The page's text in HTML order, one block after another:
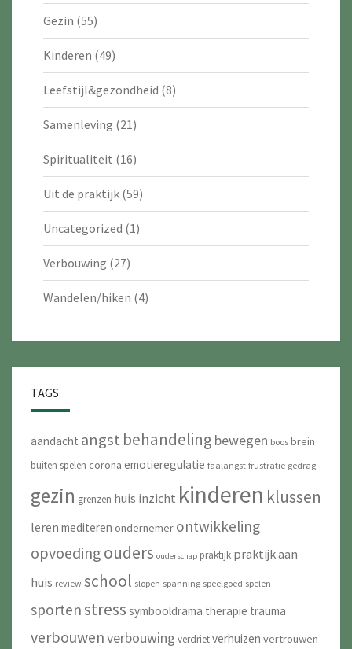
Gezin (55)
Kinderen (49)
Leefstijl&gezondheid (8)
Samenleving (21)
Spiritualiteit (16)
Uit de praktijk (59)
Uncategorized (1)
Verbouwing (27)
Wandelen/hiken (4)
TAGS
aandacht angst behandeling bewegen boos brein
buiten spelen corona emotieregulatie faalangst frustratie gedrag
gezin grenzen huis inzicht kinderen klussen
leren mediteren ondernemer ontwikkeling
opvoeding ouders ouderschap praktijk praktijk aan
huis review school slopen spanning speelgoed spelen
sportenstress symbooldrama therapie trauma
verbouwenverbouwing verdrietverhuizen vertrouwen